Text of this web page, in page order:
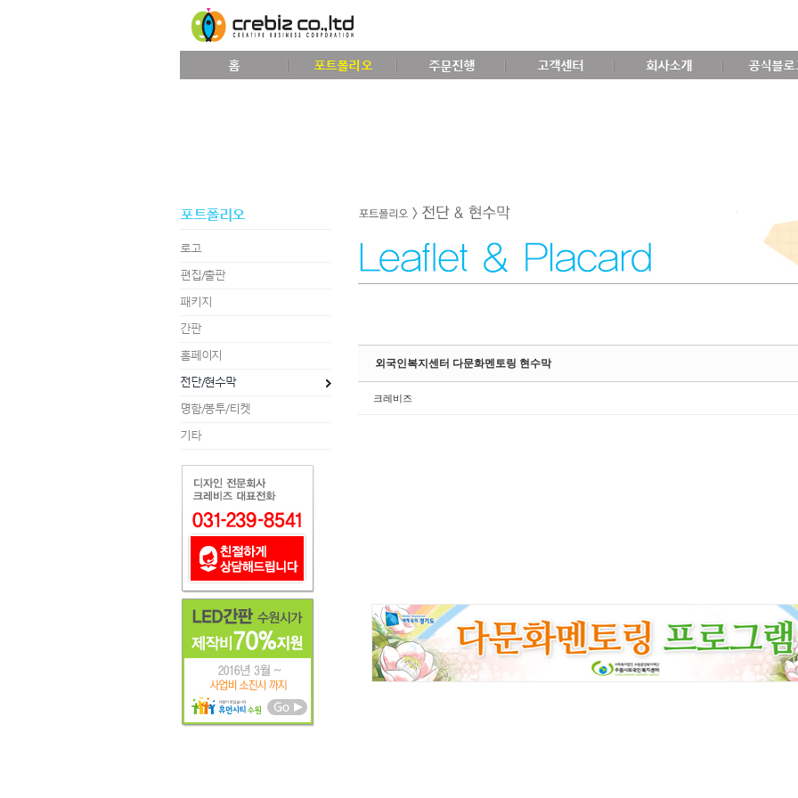
홈 포트폴리오 주문진행 고객센터 회사소개 공식블로
포트폴리오
로고
편집/출판
패키지
간판
홈페이지
전단/현수막
명함/봉투/티켓
기타
외국인복지센터 다문화멘토링 현수막
크레비즈
Sketchbook5, 스케치북5
Sketchbook5, 스케치북5